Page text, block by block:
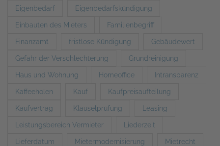
Eigenbedarf Eigenbedarfskündigung
Einbauten des Mieters Familienbegriff
Finanzamt fristlose Kündigung Gebäudewert
Gefahr der Verschlechterung Grundreinigung
Haus und Wohnung Homeoffice Intransparenz
Kaffeeholen Kauf Kaufpreisaufteilung
Kaufvertrag Klauselprüfung Leasing
Leistungsbereich Vermieter Liederzeit
Lieferdatum Mietermodernisierung Mietrecht